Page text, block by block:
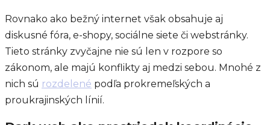
Rovnako ako bežný internet však obsahuje aj
diskusné fóra, e-shopy, sociálne siete či webstránky.
Tieto stránky zvyčajne nie sú len v rozpore so
zákonom, ale majú konflikty aj medzi sebou. Mnohé z
nich sú rozdelené podľa prokremeľských a
proukrajinských línií.